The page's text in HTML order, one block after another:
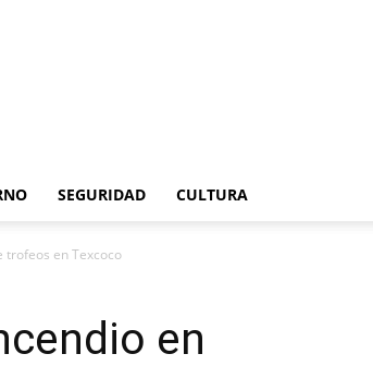
SEGURIDAD CULTURA
trofeos en Texcoco
en